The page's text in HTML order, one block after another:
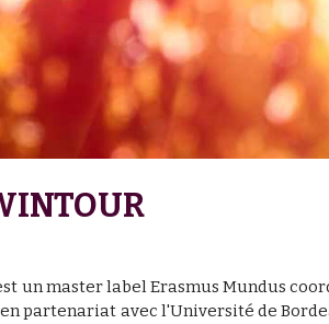
un master label Erasmus Mundus
partenariat avec l'Université de